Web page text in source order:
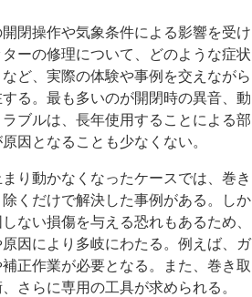
閉操作や気象条件による影響を受け
ーの修理について、どのような症状
ど、実際の体験や事例を交えながら
る。最も多いのが開閉時の異音、動
ブルは、長年使用することによる部
因となることも少なくない。
り動かなくなったケースでは、巻き
くだけで解決した事例がある。しか
ない損傷を与える恐れもあるため、
因により多岐にわたる。例えば、ガ
正作業が必要となる。また、巻き取
さらに専用の工具が求められる。